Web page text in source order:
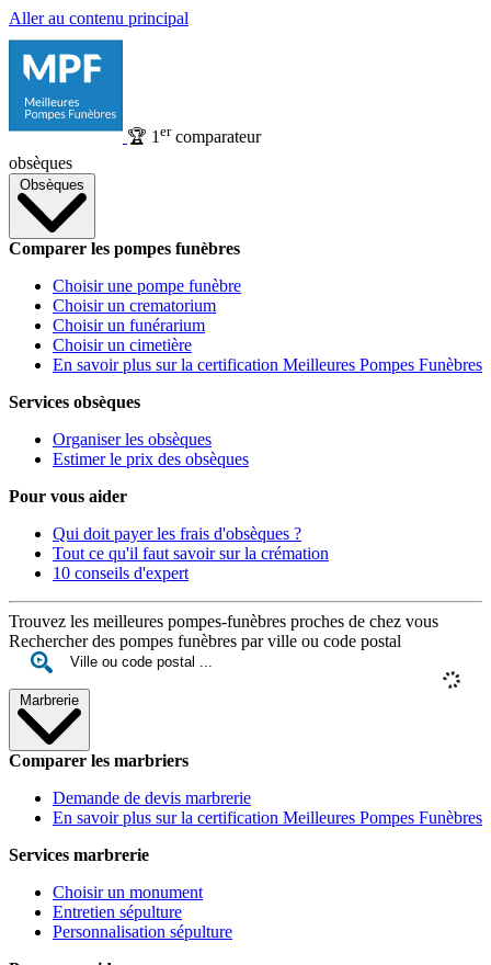
Aller au contenu principal
🏆 1 ercomparateur
obsèques
Obsèques
Comparer les pompes funèbres
Choisir une pompe funèbre
Choisir un crematorium
Choisir un funérarium
Choisir un cimetière
En savoir plus sur la certification Meilleures Pompes Funèbres
Services obsèques
Organiser les obsèques
Estimer le prix des obsèques
Pour vous aider
Qui doit payer les frais d'obsèques ?
Tout ce qu'il faut savoir sur la crémation
10 conseils d'expert
Trouvez les meilleures pompes-funèbres proches de chez vous
Rechercher des pompes funèbres par ville ou code postal
Marbrerie
Comparer les marbriers
Demande de devis marbrerie
En savoir plus sur la certification Meilleures Pompes Funèbres
Services marbrerie
Choisir un monument
Entretien sépulture
Personnalisation sépulture